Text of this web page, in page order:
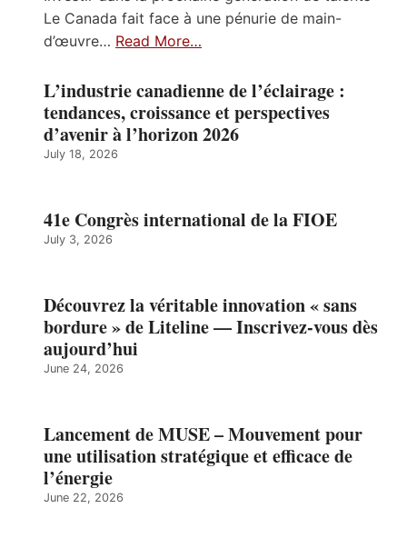
Le Canada fait face à une pénurie de main-
d’œuvre… Read More…
L’industrie canadienne de l’éclairage :
tendances, croissance et perspectives
d’avenir à l’horizon 2026
July 18, 2026
41e Congrès international de la FIOE
July 3, 2026
Découvrez la véritable innovation « sans
bordure » de Liteline — Inscrivez-vous dès
aujourd’hui
June 24, 2026
Lancement de MUSE – Mouvement pour
une utilisation stratégique et efficace de
l’énergie
June 22, 2026